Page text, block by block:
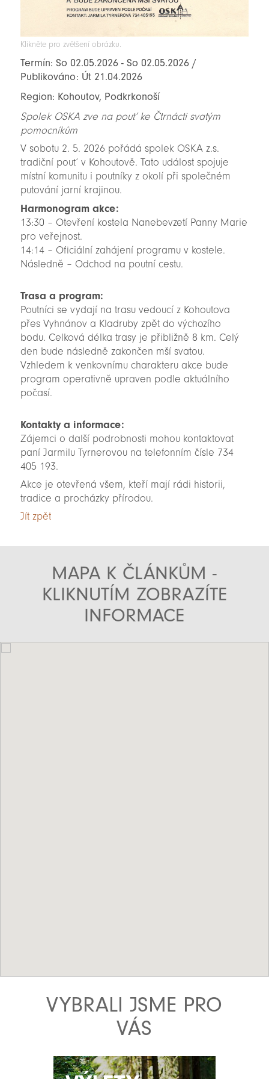
Klikněte pro zvětšení obrázku.
Termín: So 02.05.2026 - So 02.05.2026 /
Publikováno: Út 21.04.2026
Region: Kohoutov, Podkrkonoší
Spolek OSKA zve na pouť ke Čtrnácti svatým
pomocníkům
V sobotu 2. 5. 2026 pořádá spolek OSKA z.s.
tradiční pouť v Kohoutově. Tato událost spojuje
místní komunitu i poutníky z okolí při společném
putování jarní krajinou.
Harmonogram akce:
13:30 – Otevření kostela Nanebevzetí Panny Marie
pro veřejnost.
14:14 – Oficiální zahájení programu v kostele.
Následně – Odchod na poutní cestu.
Trasa a program:
Poutníci se vydají na trasu vedoucí z Kohoutova
přes Vyhnánov a Kladruby zpět do výchozího
bodu. Celková délka trasy je přibližně 8 km. Celý
den bude následně zakončen mší svatou.
Vzhledem k venkovnímu charakteru akce bude
program operativně upraven podle aktuálního
počasí.
Kontakty a informace:
Zájemci o další podrobnosti mohou kontaktovat
paní Jarmilu Tyrnerovou na telefonním čísle 734
405 193.
Akce je otevřená všem, kteří mají rádi historii,
tradice a procházky přírodou.
Jít zpět
MAPA K ČLÁNKŮM -
KLIKNUTÍM ZOBRAZÍTE
INFORMACE
VYBRALI JSME PRO
VÁS